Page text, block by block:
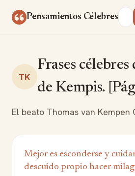
Pensamientos Célebres
TK
Frases célebres
de Kempis.
El beato Thomas van Kempen
Mejor es esconderse y
descuido propio hacer